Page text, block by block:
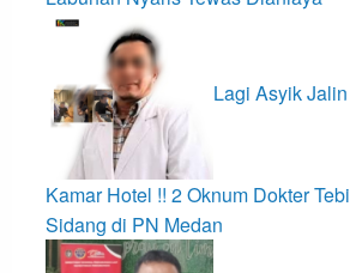
Lagi Asyik
Kamar Hotel !! 2 Oknum Dokter
Sidang di PN Medan